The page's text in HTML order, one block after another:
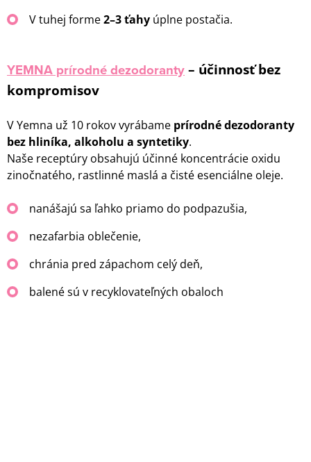
V tuhej forme2–3 ťahy úplne postačia.
YEMNA prírodné dezodoranty – účinnosť bez
kompromisov
V Yemna už 10 rokov vyrábame prírodné dezodoranty
bez hliníka, alkoholu a syntetiky.
Naše receptúry obsahujú účinné koncentrácie oxidu
zinočnatého, rastlinné maslá a čisté esenciálne oleje.
nanášajú sa ľahko priamo do podpazušia,
nezafarbia oblečenie,
chránia pred zápachom celý deň,
balené sú v recyklovateľných obaloch